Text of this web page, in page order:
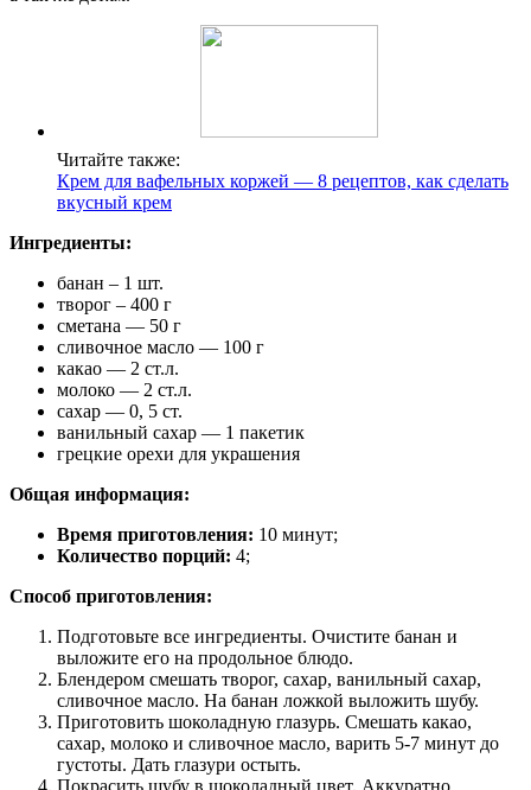
Читайте также:
Крем для вафельных коржей — 8 рецептов, как сделать
вкусный крем
Ингредиенты:
банан – 1 шт.
творог – 400 г
сметана — 50 г
сливочное масло — 100 г
какао — 2 ст.л.
молоко — 2 ст.л.
сахар — 0, 5 ст.
ванильный сахар — 1 пакетик
грецкие орехи для украшения
Общая информация:
Время приготовления: 10 минут;
Количество порций: 4;
Способ приготовления:
Подготовьте все ингредиенты. Очистите банан и
выложите его на продольное блюдо.
Блендером смешать творог, сахар, ванильный сахар,
сливочное масло. На банан ложкой выложить шубу.
Приготовить шоколадную глазурь. Смешать какао,
сахар, молоко и сливочное масло, варить 5-7 минут до
густоты. Дать глазури остыть.
Покрасить шубу в шоколадный цвет. Аккуратно